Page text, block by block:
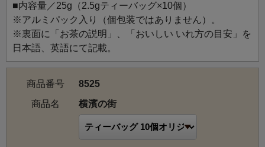
■内容量／25g（2.5gティーバッグ×10個）
※アルミパック入り（個包装ではありません）。
※裏面に「お茶の説明」、「おいしい いれ方の目安」を
日本語、英語にて記載。
商品番号
8525
商品名
横濱の街